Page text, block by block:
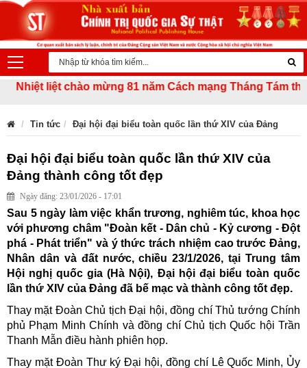
liệt chào mừng 81 năm Cách mạng Tháng Tám thành
Tin tức Đại hội đại biểu toàn quốc lần thứ XIV của Đảng
Đại hội đại biểu toàn quốc lần thứ XIV của
Đảng thành công tốt đẹp
Ngày đăng: 23/01/2026 - 17:01
Sau 5 ngày làm việc khẩn trương, nghiêm túc, khoa học
với phương châm "Đoàn kết - Dân chủ - Kỷ cương - Đột
phá - Phát triển" và ý thức trách nhiệm cao trước Đảng,
Nhân dân và đất nước, chiều 23/1/2026, tại Trung tâm
Hội nghị quốc gia (Hà Nội), Đại hội đại biểu toàn quốc
lần thứ XIV của Đảng đã bế mạc và thành công tốt đẹp.
Thay mặt Đoàn Chủ tịch Đại hội, đồng chí Thủ tướng Chính
phủ Phạm Minh Chính và đồng chí Chủ tịch Quốc hội Trần
Thanh Mẫn điều hành phiên họp.
Thay mặt Đoàn Thư ký Đại hội, đồng chí Lê Quốc Minh, Ủy